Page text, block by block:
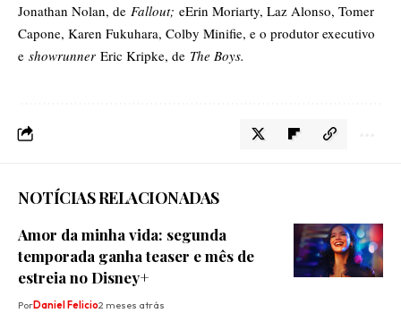
Jonathan Nolan, de Fallout; eErin Moriarty, Laz Alonso, Tomer
Capone, Karen Fukuhara, Colby Minifie, e o produtor executivo
e showrunner Eric Kripke, de The Boys.
NOTÍCIAS RELACIONADAS
Amor da minha vida: segunda
temporada ganha teaser e mês de
estreia no Disney+
PorDaniel Felicio2 meses atrás